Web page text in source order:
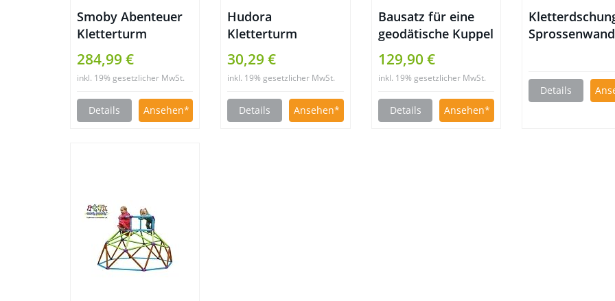
Smoby Abenteuer
Kletterturm
284,99 €
inkl. 19% gesetzlicher MwSt.
Details Ansehen
Hudora
Kletterturm
30,29 €
inkl. 19% gesetzlicher MwSt.
Details Ansehen
Bausatz für eine
geodätische Kuppel
129,90 €
inkl. 19% gesetzlicher MwSt.
Details Ansehen
Sprossenwand
Details